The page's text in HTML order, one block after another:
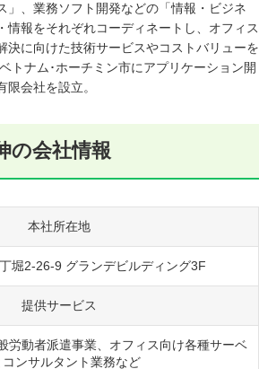
」、業務ソフト開発などの「情報・ビジネ
情報をそれぞれコーディネートし、オフィス
決に向けた技術サービスやコストバリューを
トナム･ホーチミン市にアプリケーション開
会社を設立。
の会社情報
本社所在地
堀2-26-9 グランデビルディング3F
提供サービス
労動者派遣事業、オフィス向け各種サーベ
コンサルタント業務など